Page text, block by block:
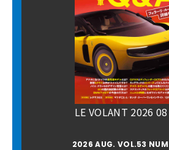
LE VOLANT 2026 08
2026 AUG. VOL.53